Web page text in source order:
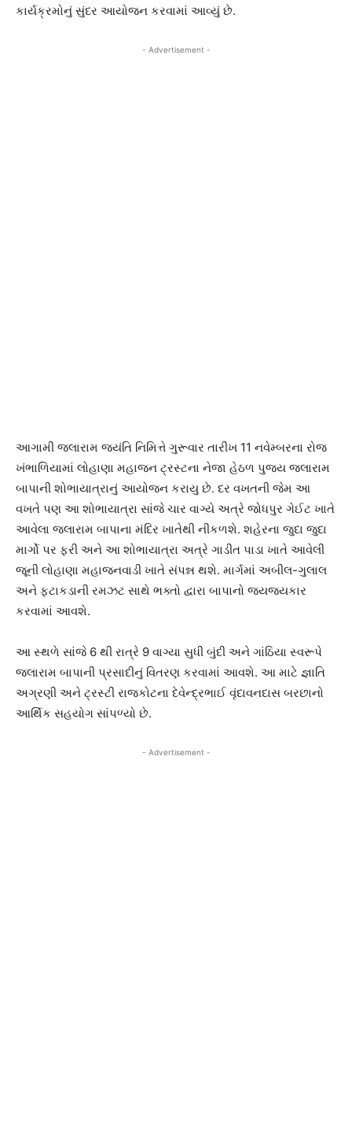
કાર્યક્રમોનું સુંદર આયોજન કરવામાં આવ્યું છે.
- Advertisement -
આગામી જલારામ જયંતિ નિમિત્તે ગુરૂવાર તારીખ 11 નવેમ્બરના રોજ
ખંભાળિયામાં લોહાણા મહાજન ટ્રસ્ટના નેજા હેઠળ પુજ્ય જલારામ
બાપાની શોભાયાત્રાનું આયોજન કરાયુ છે. દર વખતની જેમ આ
વખતે પણ આ શોભાયાત્રા સાંજે ચાર વાગ્યે અત્રે જોધપુર ગેઈટ ખાતે
આવેલા જલારામ બાપાના મંદિર ખાતેથી નીકળશે. શહેરના જુદા જુદા
માર્ગો પર ફરી અને આ શોભાયાત્રા અત્રે ગાડીત પાડા ખાતે આવેલી
જૂની લોહાણા મહાજનવાડી ખાતે સંપન્ન થશે. માર્ગમાં અબીલ-ગુલાલ
અને ફટાકડાની રમઝટ સાથે ભક્તો દ્વારા બાપાનો જયજયકાર
કરવામાં આવશે.
આ સ્થળે સાંજે 6 થી રાત્રે 9 વાગ્યા સુધી બુંદી અને ગાંઠિયા સ્વરૂપે
જલારામ બાપાની પ્રસાદીનું વિતરણ કરવામાં આવશે. આ માટે જ્ઞાતિ
અગ્રણી અને ટ્રસ્ટી રાજકોટના દેવેન્દ્રભાઈ વૃંદાવનદાસ બરછાનો
આર્થિક સહયોગ સાંપળ્યો છે.
- Advertisement -